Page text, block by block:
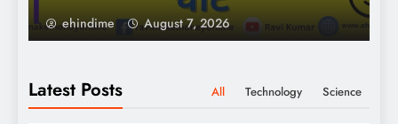
ehindime August 7, 2026
Latest Posts All Technology Science